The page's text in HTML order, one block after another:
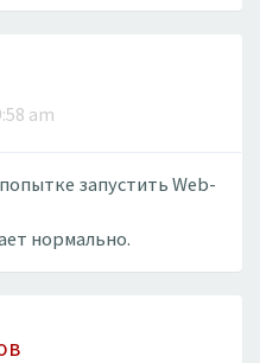
am
запустить Web-
нормально.